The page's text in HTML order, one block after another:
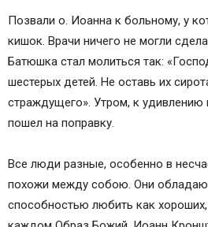
МОЛИТВА ОТ ПЬЯНСТВА
МОЛИТВА ПО ВЫЗДОРОВЛЕНИИ
МОЛИТВА О СПАСЕНИИ КОГО-
ТЕЛЕСНОЙ СМЕРТИ
МОЛИТВА О ГОРДЫХ И
МОЛИТВА О ЗАВИСТЛИВЫХ
МОЛИТВА К БОЖИЕЙ МАТЕРИ
МОЛИТВА ОБ ИСЦЕЛЕНИИ КО
Значение молитв Иоанну
Позвали о. Иоанна к больному, у
кишок. Врачи ничего не могли
Батюшка стал молиться так:
шестерых детей. Не оставь их
страждущего». Утром, к
пошел на поправку.
Все люди разные, особенно в
похожи между собою. Они
способностью любить как хороших,